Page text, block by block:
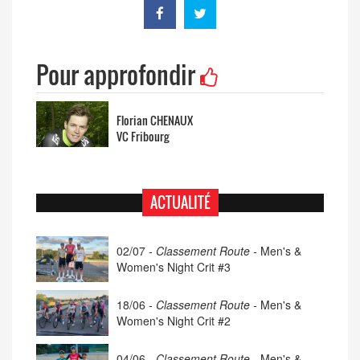
Pour approfondir
Florian CHENAUX
VC Fribourg
ACTUALITÉ
02/07 - Classement Route - Men's &
Women's Night Crit #3
18/06 - Classement Route - Men's &
Women's Night Crit #2